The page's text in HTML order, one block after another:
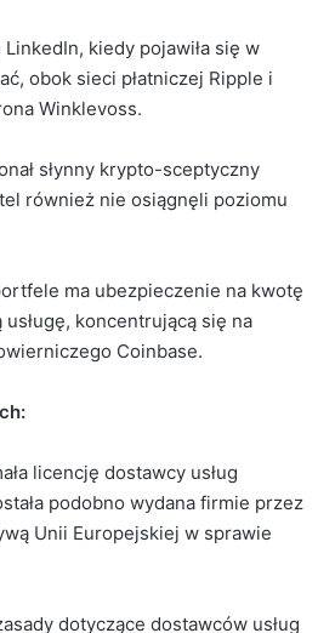
kiedy pojawiła się w
obok sieci płatniczej Ripple i
Winklevoss.
słynny krypto-sceptyczny
również nie osiągnęli poziomu
ma ubezpieczenie na kwotę
koncentrującą się na
Coinbase.
:
licencję dostawcy usług
podobno wydana firmie przez
Unii Europejskiej w sprawie
dotyczące dostawców usług